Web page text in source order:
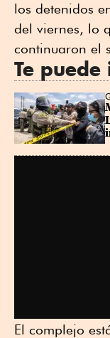
los detenidos
del viernes, lo
continuaron el
Te
El complejo